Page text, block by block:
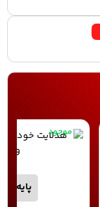
موجود
پایه H4-2